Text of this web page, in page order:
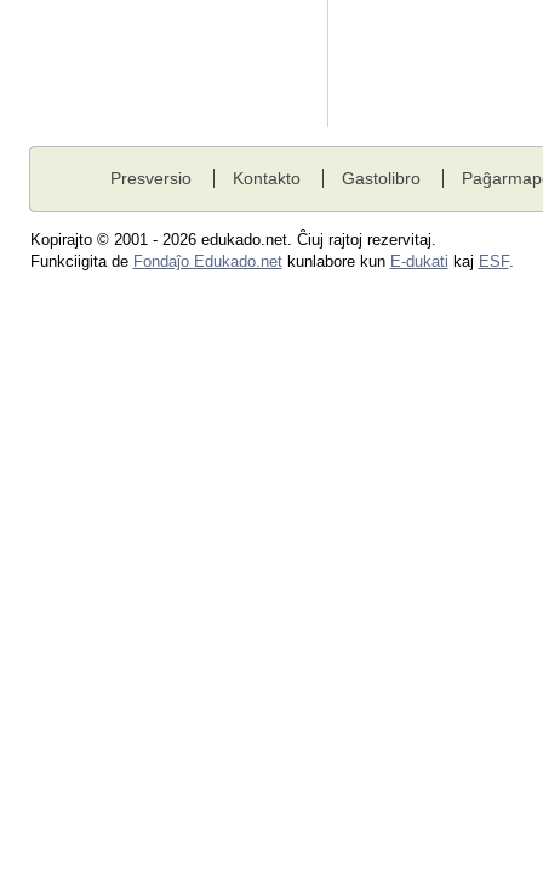
Presversio Kontakto Gastolibro
Kopirajto © 2001 - 2026 edukado.net. Ĉiuj rajtoj rezervitaj.
Funkciigita de Fondaĵo Edukado.netkunlabore kun E-dukati kaj ESF.